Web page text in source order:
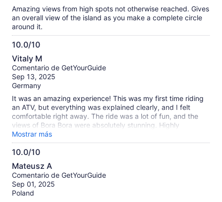
Amazing views from high spots not otherwise reached. Gives
an overall view of the island as you make a complete circle
around it.
10.0/10
10.0
de
10
Vitaly M
Comentario de GetYourGuide
Sep 13, 2025
Germany
It was an amazing experience! This was my first time riding
an ATV, but everything was explained clearly, and I felt
comfortable right away. The ride was a lot of fun, and the
views of Bora Bora were absolutely stunning. Highly
recommend this tour!
Mostrar más
10.0/10
10.0
de
10
Mateusz A
Comentario de GetYourGuide
Sep 01, 2025
Poland